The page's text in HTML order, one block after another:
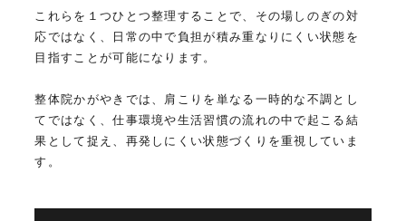
これらを１つひとつ整理することで、その場しのぎの対
応ではなく、日常の中で負担が積み重なりにくい状態を
目指すことが可能になります。
整体院かがやきでは、肩こりを単なる一時的な不調とし
てではなく、仕事環境や生活習慣の流れの中で起こる結
果として捉え、再発しにくい状態づくりを重視していま
す。